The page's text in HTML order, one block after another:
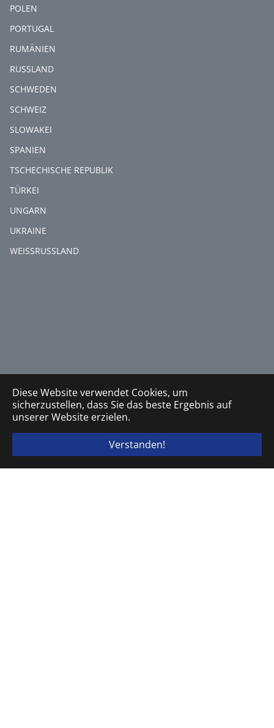
Diese Website verwendet Cookies, um
sicherzustellen, dass Sie das beste Ergebnis auf
unserer Website erzielen.
Verstanden!
POLEN
PORTUGAL
RUMÄNIEN
RUSSLAND
SCHWEDEN
SCHWEIZ
SLOWAKEI
SPANIEN
TSCHECHISCHE REPUBLIK
TÜRKEI
UNGARN
UKRAINE
WEISSRUSSLAND